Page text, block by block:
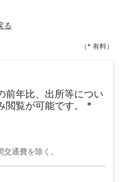
る
（* 有料）
前年比、出所等につい
覧が可能です。
*
通費を除く。